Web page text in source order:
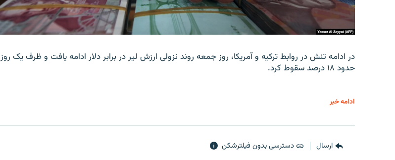
در ادامه تنش در روابط ترکیه و آمریکا، روز جمعه روند نزولی ارزش لیر در برابر دلار ادامه یافت و ظرف یک روز
حدود ۱۸ درصد سقوط کرد.
ادامه خبر
ارسال دسترسی بدون فیلترشکن